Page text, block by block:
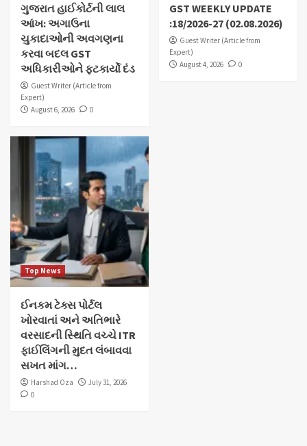
ગુજરાત હાઈકોર્ટની લાલ
આંખ: અગાઉના
ચુકાદાઓની અવગણના
કરવા બદલ GST
અધિકારીઓને ફટકાર્યો દંડ
Guest Writer (Article from
Expert)
August 6, 2026
0
GST WEEKLY UPDATE
:18/2026-27 (02.08.2026)
Guest Writer (Article from
Expert)
August 4, 2026
0
Top News
ઈનકમ ટેક્સ પોર્ટલ
ખોરવાતાં અને અતિભારે
વરસાદની સ્થિતિ વચ્ચે ITR
ફાઈલિંગની મુદત લંબાવવા
સખત માંગ…
Harshad Oza
July 31, 2026
0